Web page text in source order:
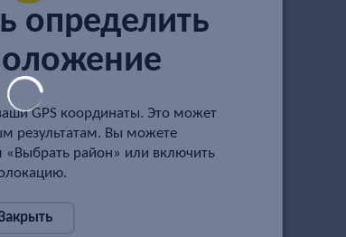
определить
GPS координаты. Это может
результатам. Вы можете
район» или включить